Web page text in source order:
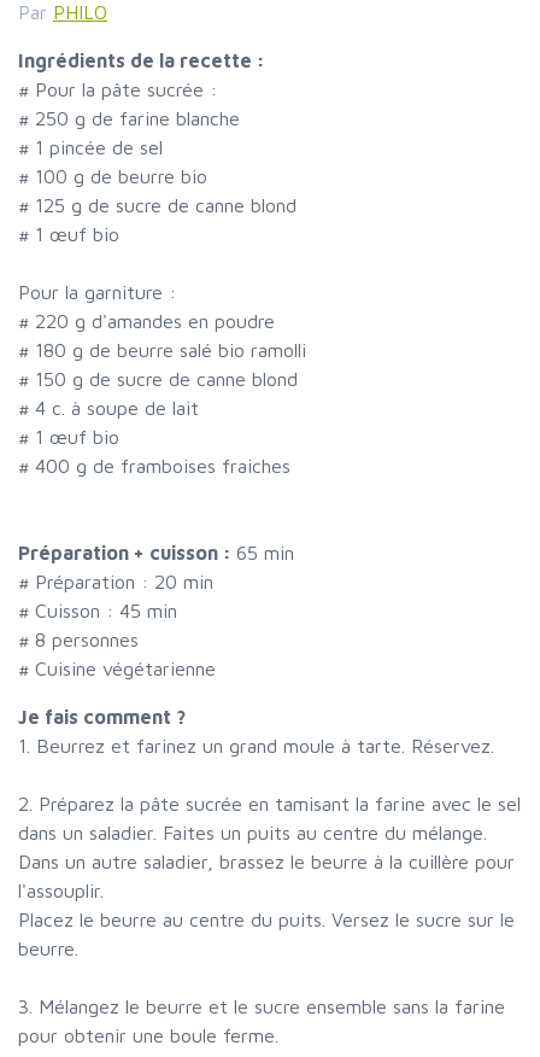
Par PHILO
Ingrédients de la recette :
# Pour la pâte sucrée :
# 250 g de farine blanche
# 1 pincée de sel
# 100 g de beurre bio
# 125 g de sucre de canne blond
# 1 œuf bio
Pour la garniture :
# 220 g d'amandes en poudre
# 180 g de beurre salé bio ramolli
# 150 g de sucre de canne blond
# 4 c. à soupe de lait
# 1 œuf bio
# 400 g de framboises fraiches
Préparation + cuisson : 65 min
# Préparation : 20 min
# Cuisson : 45 min
# 8 personnes
# Cuisine végétarienne
Je fais comment ?
1. Beurrez et farinez un grand moule à tarte. Réservez.
2. Préparez la pâte sucrée en tamisant la farine avec le sel
dans un saladier. Faites un puits au centre du mélange.
Dans un autre saladier, brassez le beurre à la cuillère pour
l'assouplir.
Placez le beurre au centre du puits. Versez le sucre sur le
beurre.
3. Mélangez le beurre et le sucre ensemble sans la farine
pour obtenir une boule ferme.